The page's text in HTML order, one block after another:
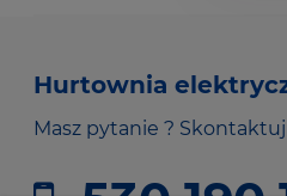
Hurtownia
Masz pytanie ?